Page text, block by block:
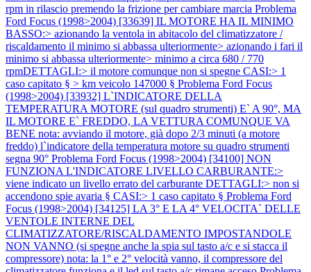
rpm in rilascio premendo la frizione per cambiare marcia Problema
Ford Focus (1998>2004) [33639] IL MOTORE HA IL MINIMO
BASSO:> azionando la ventola in abitacolo del climatizzatore /
riscaldamento il minimo si abbassa ulteriormente> azionando i fari il
minimo si abbassa ulteriormente> minimo a circa 680 / 770
rpmDETTAGLI:> il motore comunque non si spegne CASI:> 1
caso capitato § > km veicolo 147000 § Problema Ford Focus
(1998>2004) [33932] L`INDICATORE DELLA
TEMPERATURA MOTORE (sul quadro strumenti) E` A 90°, MA
IL MOTORE E` FREDDO, LA VETTURA COMUNQUE VA
BENE nota: avviando il motore, già dopo 2/3 minuti (a motore
freddo) l`indicatore della temperatura motore su quadro strumenti
segna 90° Problema Ford Focus (1998>2004) [34100] NON
FUNZIONA L'INDICATORE LIVELLO CARBURANTE:>
viene indicato un livello errato del carburante DETTAGLI:> non si
accendono spie avaria § CASI:> 1 caso capitato § Problema Ford
Focus (1998>2004) [34125] LA 3° E LA 4° VELOCITA` DELLE
VENTOLE INTERNE DEL
CLIMATIZZATORE/RISCALDAMENTO IMPOSTANDOLE
NON VANNO (si spegne anche la spia sul tasto a/c e si stacca il
compressore) nota: la 1° e 2° velocità vanno, il compressore del